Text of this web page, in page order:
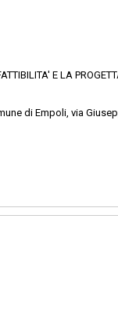
E LA
di Empoli, via